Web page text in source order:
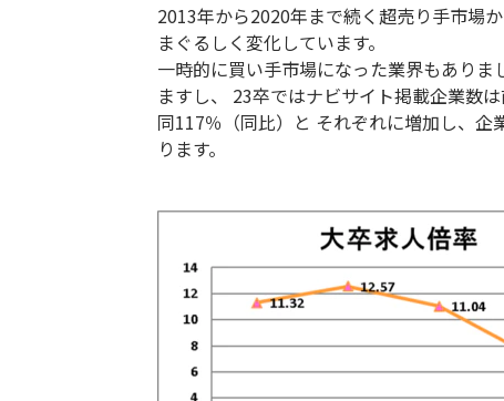
2013年から2020年まで続く超売り手市場
まぐるしく変化しています。
一時的に買い手市場になった業界もあり
ますし、 23卒ではナビサイト掲載企業数
同117％（同比）と それぞれに増加し、
ります。